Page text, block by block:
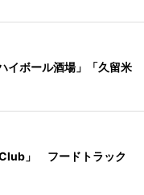
イボール酒場」「久留米
」 フードトラック